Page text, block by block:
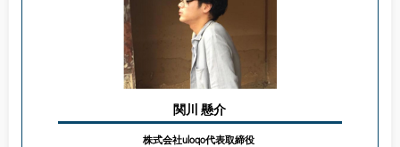
関川 懸介
株式会社uloqo代表取締役